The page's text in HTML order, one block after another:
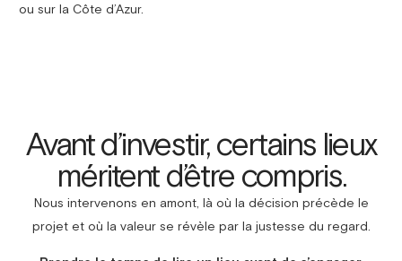
ou sur la Côte d’Azur.
Avant d’investir, certains lieux
méritent d’être compris.
Nous intervenons en amont, là où la décision précède le
projet et où la valeur se révèle par la justesse du regard.